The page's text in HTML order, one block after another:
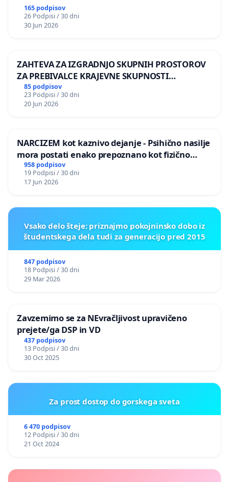
165 podpisov
26 Podpisi / 30 dni
30 Jun 2026
ZAHTEVA ZA IZGRADNJO SKUPNIH PROSTOROV
ZA PREBIVALCE KRAJEVNE SKUPNOSTI
PRESTRANEK
85 podpisov
23 Podpisi / 30 dni
20 Jun 2026
NARCIZEM kot kaznivo dejanje - Psihično nasilje
mora postati enako prepoznano kot fizično
nasilje
958 podpisov
19 Podpisi / 30 dni
17 Jun 2026
Vsako delo šteje: priznajmo pokojninsko dobo iz
študentskega dela tudi za generacijo pred 2015
847 podpisov
18 Podpisi / 30 dni
29 Mar 2026
Zavzemimo se za NEvračljivost upravičeno
prejete/ga DSP in VD
437 podpisov
13 Podpisi / 30 dni
30 Oct 2025
Za prost dostop do gorskega sveta
6 470 podpisov
12 Podpisi / 30 dni
21 Oct 2024